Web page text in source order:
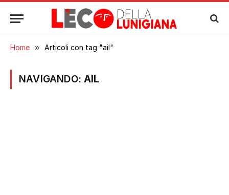
Home » Articoli con tag "ail"
NAVIGANDO:AIL